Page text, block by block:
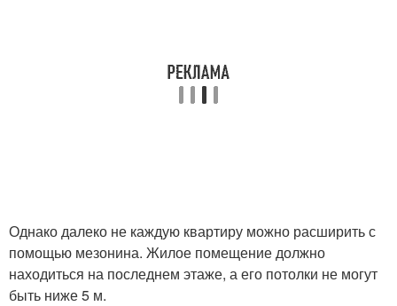
Однако далеко не каждую квартиру можно расширить с
помощью мезонина. Жилое помещение должно
находиться на последнем этаже, а его потолки не могут
быть ниже 5 м.